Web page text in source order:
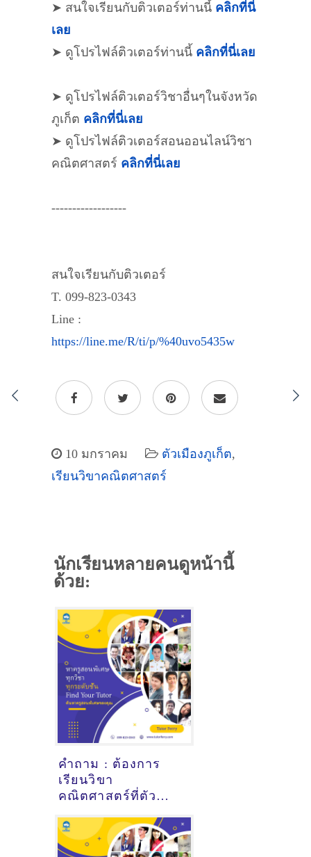
➤ สนใจเรียนกับติวเตอร์ท่านนี้ คลิกที่นี่
เลย
➤ ดูโปรไฟล์ติวเตอร์ท่านนี้ คลิกที่นี่เลย
➤ ดูโปรไฟล์ติวเตอร์วิชาอื่นๆในจังหวัด
ภูเก็ต คลิกที่นี่เลย
➤ ดูโปรไฟล์ติวเตอร์สอนออนไลน์วิชา
คณิตศาสตร์ คลิกที่นี่เลย
------------------
สนใจเรียนกับติวเตอร์
T. 099-823-0343
Line :
https://line.me/R/ti/p/%40uvo5435w
10 มกราคม ตัวเมืองภูเก็ต,
เรียนวิขาคณิตศาสตร์
นักเรียนหลายคนดูหน้านี้
ด้วย:
คำถาม : ต้องการ
เรียนวิขา
คณิตศาสตร์ที่ตัว
แนะนำครูสอนพิเศษ
ที่นี่